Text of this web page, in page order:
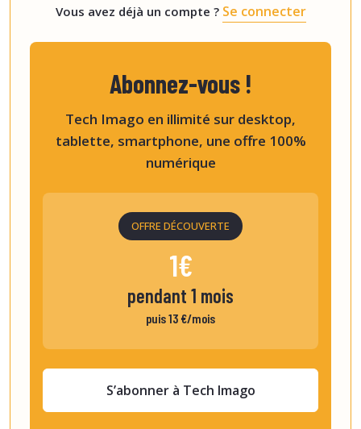
Vous avez déjà un compte ? Se connecter
Abonnez-vous !
Tech Imago en illimité sur desktop,
tablette, smartphone, une offre 100%
numérique
OFFRE DÉCOUVERTE
1€
pendant 1 mois
puis 13 €/mois
S’abonner à Tech Imago